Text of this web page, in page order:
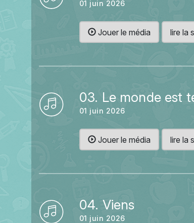
01 juin 2026
Jouer le média lire la
03. Le monde est
01 juin 2026
Jouer le média lire la
04. Viens
01 juin 2026